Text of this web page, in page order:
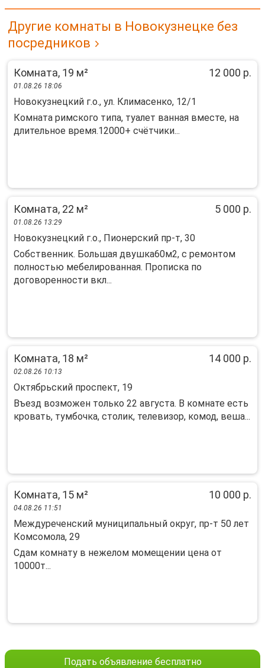
Другие комнаты в Новокузнецке без
посредников
Комната, 19 м² 12 000 р.
01.08.26 18:06
Новокузнецкий г.о., ул. Климасенко, 12/1
Комната римского типа, туалет ванная вместе, на
длительное время.12000+ счётчики...
Комната, 22 м² 5 000 р.
01.08.26 13:29
Новокузнецкий г.о., Пионерский пр-т, 30
Собственник. Большая двушка60м2, с ремонтом
полностью мебелированная. Прописка по
договоренности вкл...
Комната, 18 м² 14 000 р.
02.08.26 10:13
Октябрьский проспект, 19
Въезд возможен только 22 августа. В комнате есть
кровать, тумбочка, столик, телевизор, комод, веша...
Комната, 15 м² 10 000 р.
04.08.26 11:51
Междуреченский муниципальный округ, пр-т 50 лет
Комсомола, 29
Сдам комнату в нежелом момещении цена от
10000т...
Подать объявление бесплатно